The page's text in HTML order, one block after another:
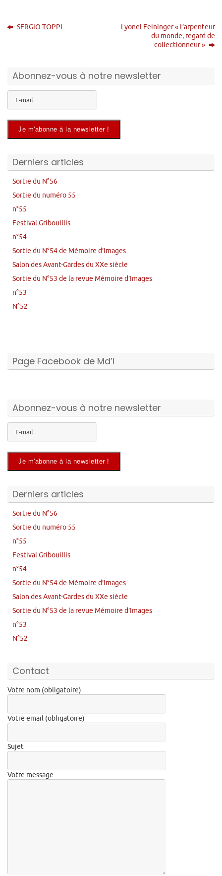
SERGIO TOPPI
Lyonel Feininger « L’arpenteur
du monde, regard de
collectionneur »
Abonnez-vous à notre newsletter
Derniers articles
Sortie du N°56
Sortie du numéro 55
n°55
Festival Gribouillis
n°54
Sortie du N°54 de Mémoire d’Images
Salon des Avant-Gardes du XXe siècle
Sortie du N°53 de la revue Mémoire d’Images
n°53
N°52
Page Facebook de Md’I
Abonnez-vous à notre newsletter
Derniers articles
Sortie du N°56
Sortie du numéro 55
n°55
Festival Gribouillis
n°54
Sortie du N°54 de Mémoire d’Images
Salon des Avant-Gardes du XXe siècle
Sortie du N°53 de la revue Mémoire d’Images
n°53
N°52
Contact
Votre nom (obligatoire)
Votre email (obligatoire)
Sujet
Votre message